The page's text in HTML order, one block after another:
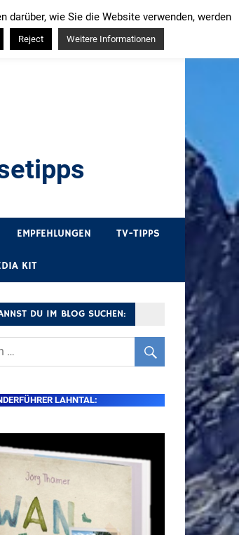
EMPFEHLUNGEN TV-TIPPS
KIT
DU IM BLOG SUCHEN:
LAHNTAL:
wie Sie die Website verwenden, werden
Reject Weitere Informationen